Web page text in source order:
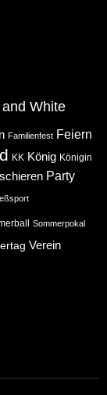
White
Familienfest Feiern
KK König Königin
Party
Sommerpokal
Verein